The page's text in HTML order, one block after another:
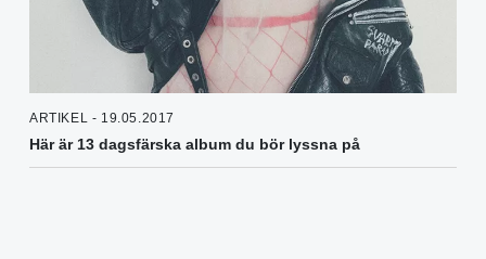
ARTIKEL - 19.05.2017
Här är 13 dagsfärska album du bör lyssna på